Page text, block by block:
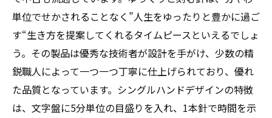
単位でせかされることなく”人生をゆったりと豊かに過ご
す“生き方を提案してくれるタイムピースといえるでしょ
う。その製品は優秀な技術者が設計を手がけ、少数の精
鋭職人によって一つ一つ丁寧に仕上げられており、優れ
た品質となっています。シングルハンドデザインの特徴
は、文字盤に5分単位の目盛りを入れ、1本針で時間を示